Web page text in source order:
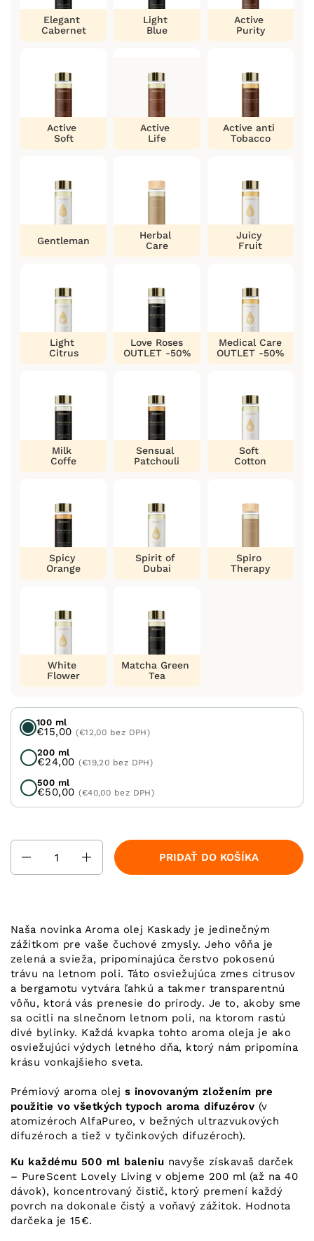
Elegant
Cabernet
Light
Blue
Active
Purity
Active
Soft
Active
Life
Active anti
Tobacco
Gentleman
Herbal
Care
Juicy
Fruit
Light
Citrus
Love Roses
OUTLET -50%
Medical Care
OUTLET -50%
Milk
Coffe
Sensual
Patchouli
Soft
Cotton
Spicy
Orange
Spirit of
Dubai
Spiro
Therapy
White
Flower
Matcha Green
Tea
100 ml
€15,00(€12,00 bez DPH)
200 ml
€24,00(€19,20 bez DPH)
500 ml
€50,00(€40,00 bez DPH)
PRIDAŤ DO KOŠÍKA
Naša novinka Aroma olej Kaskady je jedinečným
zážitkom pre vaše čuchové zmysly. Jeho vôňa je
zelená a svieža, pripomínajúca čerstvo pokosenú
trávu na letnom poli. Táto osviežujúca zmes citrusov
a bergamotu vytvára ľahkú a takmer transparentnú
vôňu, ktorá vás prenesie do prírody. Je to, akoby sme
sa ocitli na slnečnom letnom poli, na ktorom rastú
divé bylinky. Každá kvapka tohto aroma oleja je ako
osviežujúci výdych letného dňa, ktorý nám pripomína
krásu vonkajšieho sveta.
Prémiový aroma olej s inovovaným zložením pre
použitie vo všetkých typoch aroma difuzérov (v
atomizéroch AlfaPureo, v bežných ultrazvukových
difuzéroch a tiež v tyčinkových difuzéroch).
Ku každému 500 ml baleniu navyše získavaš darček
– PureScent Lovely Living v objeme 200 ml (až na 40
dávok), koncentrovaný čistič, ktorý premení každý
povrch na dokonale čistý a voňavý zážitok. Hodnota
darčeka je 15€.